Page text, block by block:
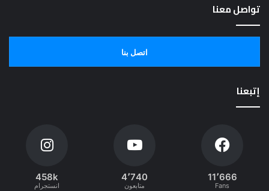
تواصل معنا
اتصل بنا
إتبعنا
11٬666
Fans
4٬740
متابعون
458k
انستجرام